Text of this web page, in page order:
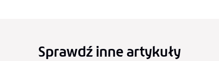
Sprawdź inne artykuły